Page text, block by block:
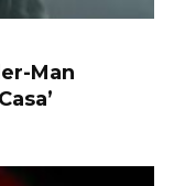
Man